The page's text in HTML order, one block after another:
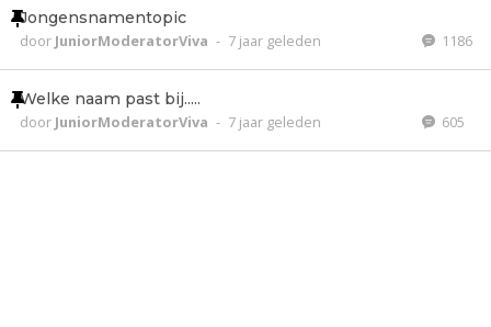
Jongensnamentopic
door JuniorModeratorViva - 7 jaar geleden 1186
Welke naam past bij.....
door JuniorModeratorViva - 7 jaar geleden 605